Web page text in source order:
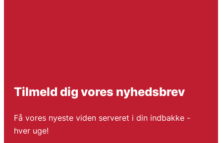
Tilmeld dig vores nyhedsbrev
Få vores nyeste viden serveret i din indbakke -
hver uge!